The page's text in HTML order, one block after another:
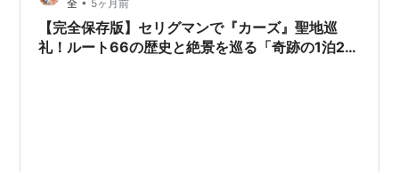
「キャンディ・オーに捧ぐ」（１９７９年のア…
全 5ヶ月前
【完全保存版】セリグマンで『カーズ』聖地巡
礼！ルート66の歴史と絶景を巡る「奇跡の1泊2日